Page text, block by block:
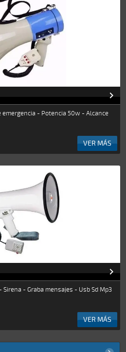

emergencia - Potencia 50w - Alcance
VER MÁS

- Graba mensajes - Usb Sd Mp3
VER MÁS